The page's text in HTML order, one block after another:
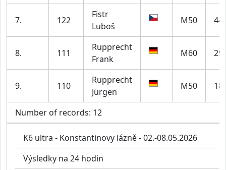
7. 122
Fistr
Luboš
M50 44
8. 111
Rupprecht
Frank
M60 29
9. 110
Rupprecht
Jürgen
M50 18
Number of records: 12
K6 ultra - Konstantinovy lázně - 02.-08.05.2026
Výsledky na 24 hodin